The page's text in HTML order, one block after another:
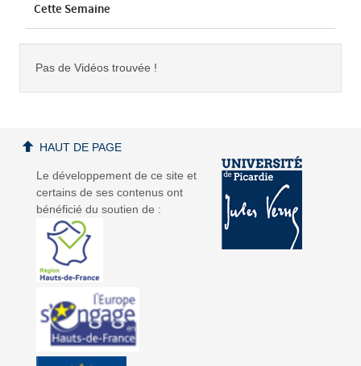
Cette Semaine
Pas de Vidéos trouvée !
Le développement de ce site et
certains de ses contenus ont
bénéficié du soutien de :
HAUT DE PAGE